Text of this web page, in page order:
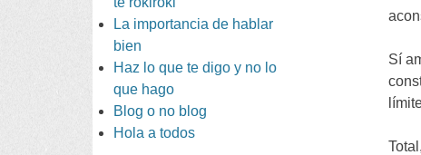
Sí
Total ,
La importancia de hablar
bien
Haz lo que te digo y no lo
que hago
Blog o no blog
Hola a todos